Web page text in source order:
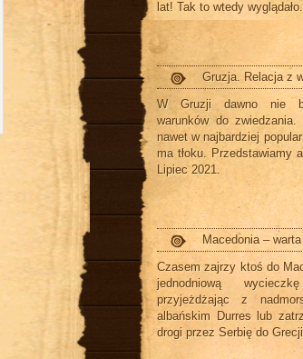
lat! Tak to wtedy
Gruzja. Relacja z
W Gruzji dawno nie
warunków do zwiedzania.
nawet w najbardziej
ma tłoku. Przedstawiamy
Lipiec 2021.
Macedonia –
Czasem zajrzy ktoś do
jednodniową
przyjeżdżając z
albańskim Durres lub
drogi przez Serbię do